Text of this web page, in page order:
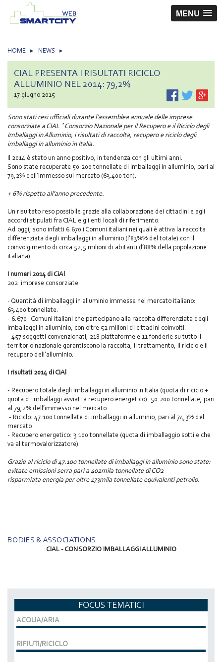
MENU
HOME ▸ NEWS ▸
CIAL PRESENTA I RISULTATI RICICLO
ALLUMINIO NEL 2014: 79,2%
17 giugno 2015
Sono stati resi ufficiali durante l'assemblea annuale delle imprese
consorziate a CIAL ˆ Consorzio Nazionale per il Recupero e il Riciclo degli
Imballaggi in Alluminio, i risultati di raccolta, recupero e riciclo degli
imballaggi in alluminio in Italia.
Il 2014 è stato un anno positivo, in tendenza con gli ultimi anni.
Sono state recuperate 50.200 tonnellate di imballaggi in alluminio, pari al
79,2% dell’immesso sul mercato (63.400 ton).
+ 6% rispetto all’anno precedente.
Un risultato reso possibile grazie alla collaborazione dei cittadini e agli
accordi stipulati fra CIAL e gli enti locali di riferimento.
Ad oggi, sono infatti 6.670 i Comuni italiani nei quali è attiva la raccolta
differenziata degli imballaggi in alluminio (l’83%% del totale) con il
coinvolgimento di circa 52,5 milioni di abitanti (l’88% della popolazione
italiana).
I numeri 2014 di CiAl
202 imprese consorziate
- Quantità di imballaggi in alluminio immesse nel mercato italiano:
63.400 tonnellate.
- 6.670 i Comuni italiani che partecipano alla raccolta differenziata degli
imballaggi in alluminio, con oltre 52 milioni di cittadini coinvolti.
- 457 soggetti convenzionati, 218 piattaforme e 11 fonderie su tutto il
territorio nazionale garantiscono la raccolta, il trattamento, il riciclo e il
recupero dell’alluminio.
I risultati 2014 di CiAl
- Recupero totale degli imballaggi in alluminio in Italia (quota di riciclo +
quota di imballaggi avviati a recupero energetico): 50.200 tonnellate, pari
al 79,2% dell’immesso nel mercato
- Riciclo: 47.100 tonnellate di imballaggi in alluminio, pari al 74,3% del
mercato
- Recupero energetico: 3.100 tonnellate (quota di imballaggio sottile che
va al termovalorizzatore)
Grazie al riciclo di 47.100 tonnellate di imballaggi in alluminio sono state:
evitate emissioni serra pari a 402mila tonnellate di CO2
risparmiata energia per oltre 173mila tonnellate equivalenti petrolio.
BODIES & ASSOCIATIONS
CIAL - CONSORZIO IMBALLAGGI ALLUMINIO
FOCUS TEMATICI
ACQUA/ARIA
RIFIUTI/RICICLO